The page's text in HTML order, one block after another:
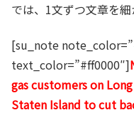
では、1文ずつ文章を細
[su_note
text_color=”#ff0000″]
gas customers on
Staten Island to cut